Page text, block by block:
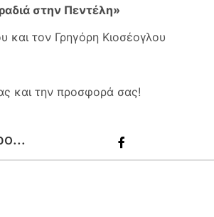
στην Πεντέλη»
και τον Γρηγόρη Κιοσέογλου
και την προσφορά σας!